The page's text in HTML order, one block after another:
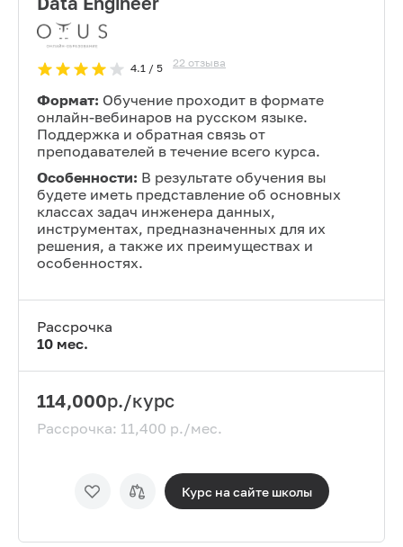
4.1/ 5 22 отзыва
Формат: Обучение проходит в формате
онлайн-вебинаров на русском языке.
Поддержка и обратная связь от
преподавателей в течение всего курса.
Особенности: В результате обучения вы
будете иметь представление об основных
классах задач инженера данных,
инструментах, предназначенных для их
решения, а также их преимуществах и
особенностях.
Рассрочка
10 мес.
114,000р./курс
Рассрочка: 11,400 р./мес.
Курс на сайте школы